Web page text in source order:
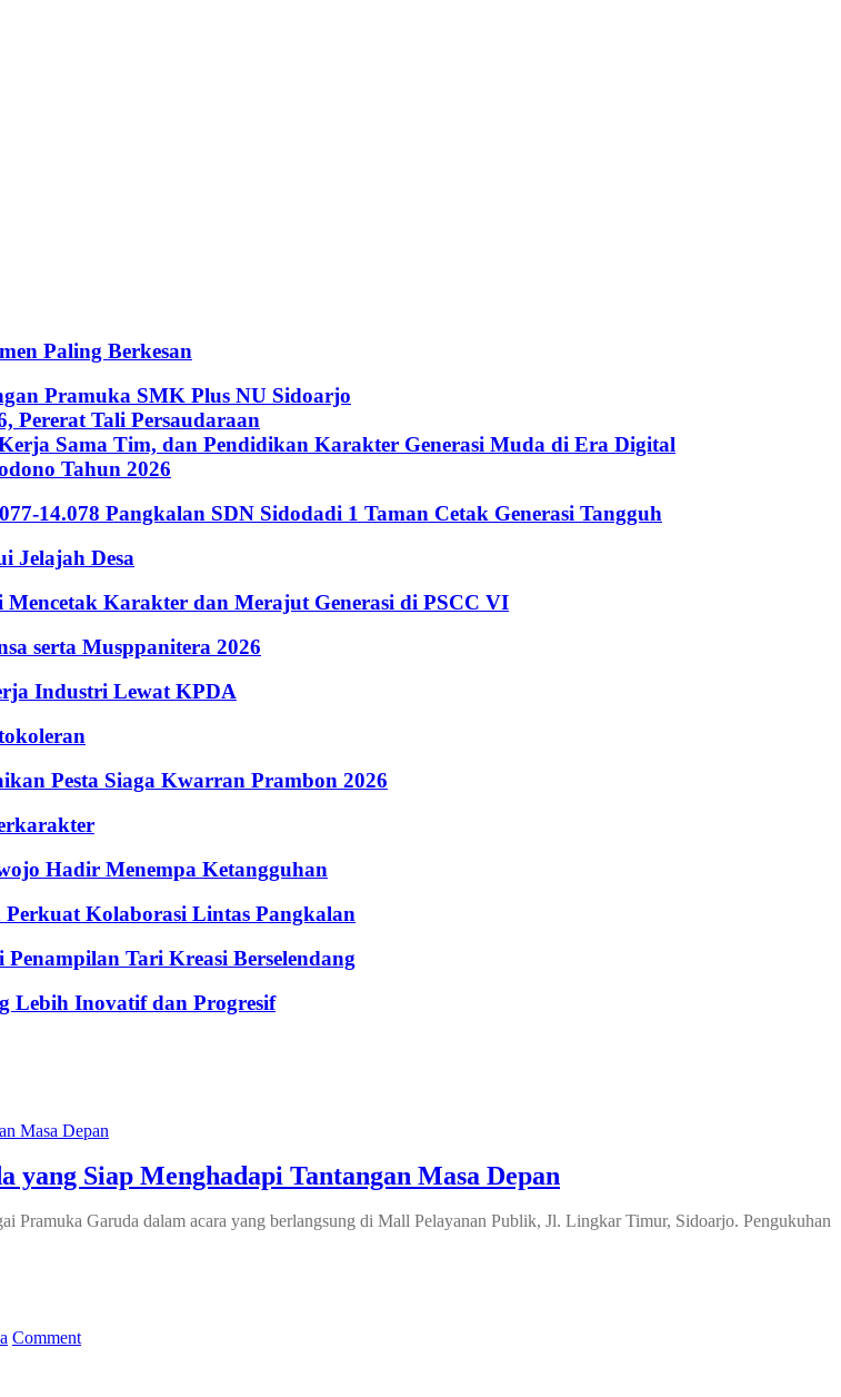
Paling Berkesan
Pramuka SMK Plus NU Sidoarjo
Pererat Tali Persaudaraan
Sama Tim, dan Pendidikan Karakter Generasi Muda di Era Digital
Tahun 2026
14.078 Pangkalan SDN Sidodadi 1 Taman Cetak Generasi Tangguh
Jelajah Desa
Karakter dan Merajut Generasi di PSCC VI
serta Musppanitera 2026
Industri Lewat KPDA
Pesta Siaga Kwarran Prambon 2026
Hadir Menempa Ketangguhan
Kolaborasi Lintas Pangkalan
Tari Kreasi Berselendang
Lebih Inovatif dan Progresif
Siap Menghadapi Tantangan Masa Depan
Pramuka Garuda dalam acara yang berlangsung di Mall Pelayanan Publik, Jl. Lingkar Timur, Sidoarjo. Pengukuhan
Commenton